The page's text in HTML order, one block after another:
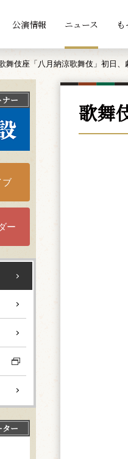
公演情報 ニュース
舞伎座「八月納涼歌舞伎」初日
歌舞
ー
ブ
ー
ー